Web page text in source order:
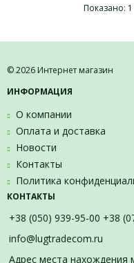
Показано: 1
© 2026 Интернет магазин
ИНФОРМАЦИЯ
О компании
Оплата и доставка
Новости
Контакты
Политика
КОНТАКТЫ
+38 (050) 939-95-00 +38
info@lugtradecom.ru
Адрес места нахождения